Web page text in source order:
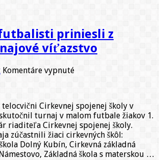
priniesli z
víťazstvo
Komentáre vypnuténa
z
Kubína
turnajové
víťazstvo
telocvični Cirkevnej spojenej školy v
turnaj v malom futbale žiakov 1.
riaditeľa Cirkevnej spojenej školy.
zúčastnili žiaci cirkevných škôl:
Dolný Kubín, Cirkevná základná
Základná škola s materskou …